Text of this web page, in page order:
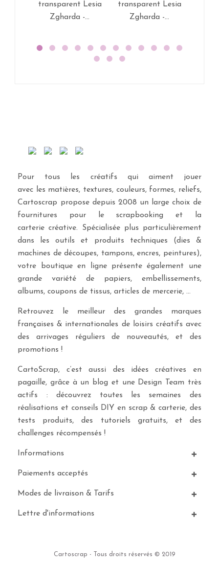
transparent Lesia
Zgharda -...
transparent Lesia
Zgharda -...
Pour tous les créatifs qui aiment jouer
avec les matières, textures, couleurs, formes, reliefs,
Cartoscrap propose depuis 2008 un large choix de
fournitures pour le scrapbooking et la
carterie créative. Spécialisée plus particulièrement
dans les outils et produits techniques (dies &
machines de découpes, tampons, encres, peintures),
votre boutique en ligne présente également une
grande variété de papiers, embellissements,
albums, coupons de tissus, articles de mercerie, …
Retrouvez le meilleur des grandes marques
françaises & internationales de loisirs créatifs avec
des arrivages réguliers de nouveautés, et des
promotions !
CartoScrap, c’est aussi des idées créatives en
pagaille, grâce à un blog et une Design Team très
actifs : découvrez toutes les semaines des
réalisations et conseils DIY en scrap & carterie, des
tests produits, des tutoriels gratuits, et des
challenges récompensés !
Informations
Paiements acceptés
Modes de livraison & Tarifs
Lettre d'informations
Cartoscrap - Tous droits réservés © 2019